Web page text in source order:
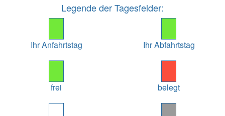
Legende der Tagesfelder:
Ihr Anfahrtstag Ihr Abfahrtstag
frei belegt